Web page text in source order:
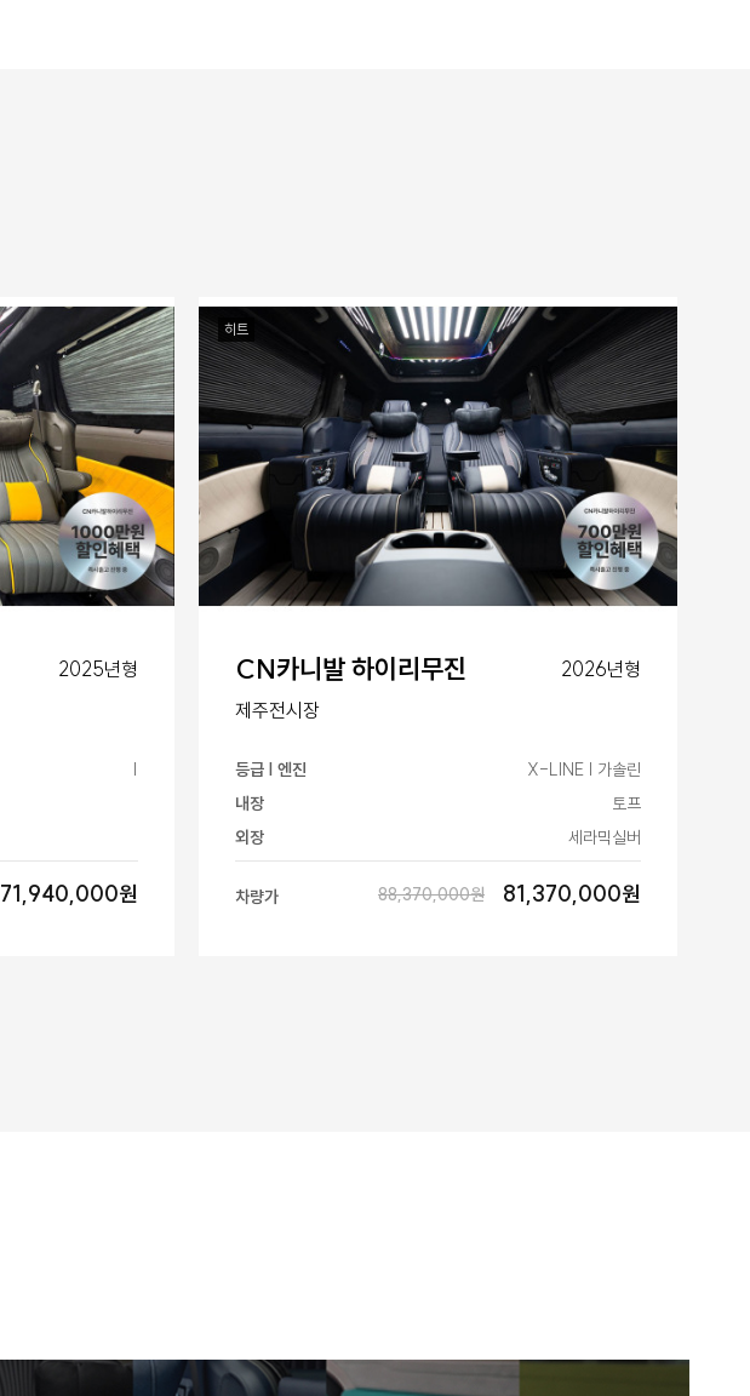
2025년형
|
71,940,000원
히트
CN카니발 하이리무진
2026년형
제주전시장
등급 | 엔진
X-LINE | 가솔린
내장
토프
외장
세라믹실버
차량가 88,370,000원 81,370,000원